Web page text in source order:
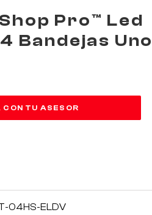
Pro™ Led
Bandejas
CON TU ASESOR
04HS-ELDV